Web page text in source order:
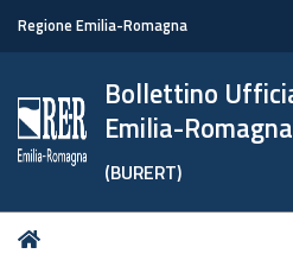
Regione Emilia-Romagna
Bollettino
Emilia-Romagna
(BURERT)
Tu